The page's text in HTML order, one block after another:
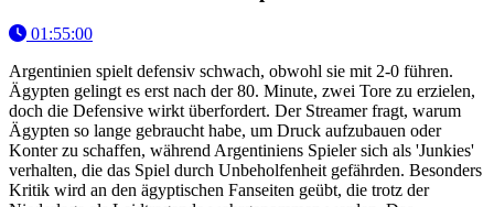
01:55:00
Argentinien spielt defensiv schwach, obwohl sie mit 2-0 führen.
Ägypten gelingt es erst nach der 80. Minute, zwei Tore zu erzielen,
doch die Defensive wirkt überfordert. Der Streamer fragt, warum
Ägypten so lange gebraucht habe, um Druck aufzubauen oder
Konter zu schaffen, während Argentiniens Spieler sich als 'Junkies'
verhalten, die das Spiel durch Unbeholfenheit gefährden. Besonders
Kritik wird an den ägyptischen Fanseiten geübt, die trotz der